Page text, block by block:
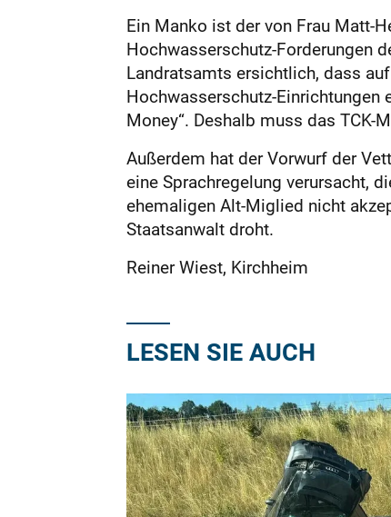
Ein Manko ist der von Frau Matt-
Hochwasserschutz-Forderungen
Landratsamts ersichtlich, dass
Hochwasserschutz-Einrichtungen
Money“. Deshalb muss das
Außerdem hat der Vorwurf der
eine Sprachregelung verursacht,
ehemaligen Alt-Miglied nicht
Staatsanwalt droht.
Reiner Wiest, Kirchheim
LESEN SIE AUCH